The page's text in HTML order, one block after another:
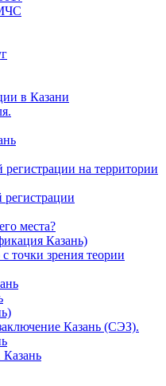
в Казани
регистрации на территории
регистрации
места?
Казань)
точки зрения теории
Казань (СЭЗ).